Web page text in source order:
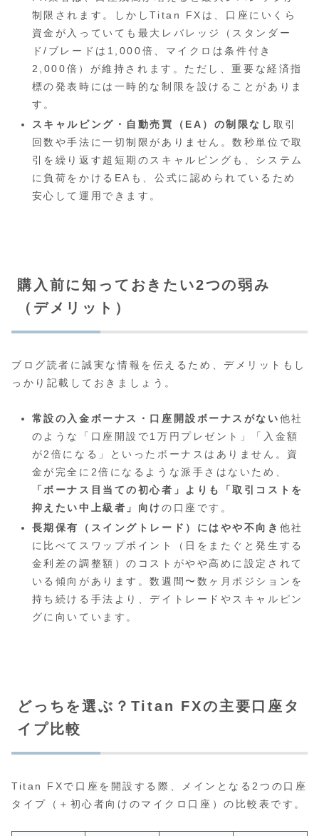
制限されます。しかしTitan FXは、口座にいくら
資金が入っていても最大レバレッジ（スタンダー
ド/ブレードは1,000倍、マイクロは条件付き
2,000倍）が維持されます。ただし、重要な経済指
標の発表時には一時的な制限を設けることがありま
す。
スキャルピング・自動売買（EA）の制限なし 取引
回数や手法に一切制限がありません。数秒単位で取
引を繰り返す超短期のスキャルピングも、システム
に負荷をかけるEAも、公式に認められているため
安心して運用できます。
購入前に知っておきたい2つの弱み
（デメリット）
ブログ読者に誠実な情報を伝えるため、デメリットもし
っかり記載しておきましょう。
常設の入金ボーナス・口座開設ボーナスがない他社
のような「口座開設で1万円プレゼント」「入金額
が2倍になる」といったボーナスはありません。資
金が完全に2倍になるような派手さはないため、
「ボーナス目当ての初心者」よりも「取引コストを
抑えたい中上級者」向けの口座です。
長期保有（スイングトレード）にはやや不向き 他社
に比べてスワップポイント（日をまたぐと発生する
金利差の調整額）のコストがやや高めに設定されて
いる傾向があります。数週間〜数ヶ月ポジションを
持ち続ける手法より、デイトレードやスキャルピン
グに向いています。
どっちを選ぶ？Titan FXの主要口座タ
イプ比較
Titan FXで口座を開設する際、メインとなる2つの口座
タイプ（＋初心者向けのマイクロ口座）の比較表です。